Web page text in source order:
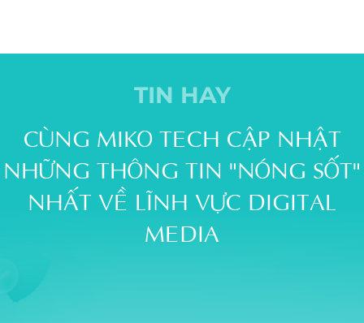
TIN HAY
CÙNG MIKO TECH CẬP NHẬT
NHỮNG THÔNG TIN "NÓNG SỐT"
NHẤT VỀ LĨNH VỰC DIGITAL
MEDIA